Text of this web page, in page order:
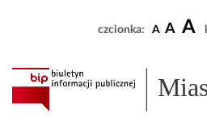
czcionka: A A A